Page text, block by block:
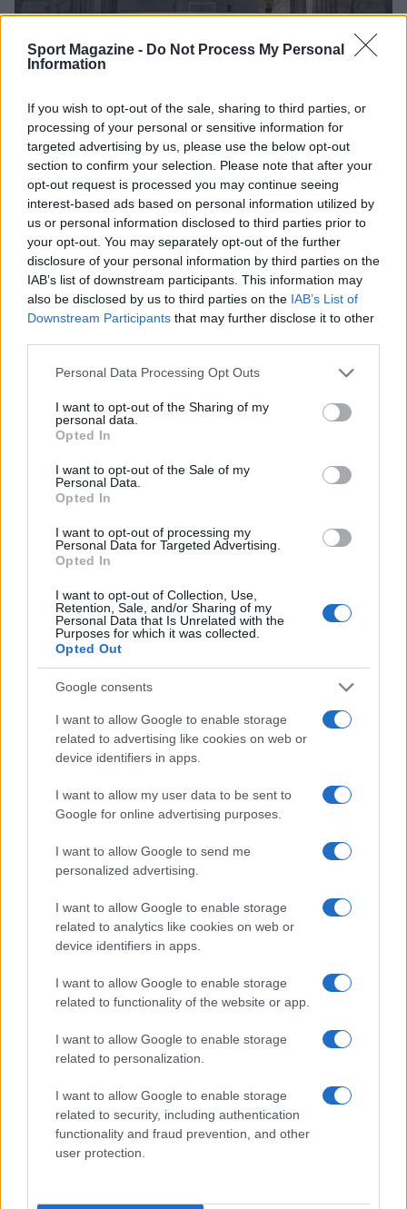
Sport Magazine - Do Not Process My Personal
Information
If you wish to opt-out of the sale, sharing to third parties, or
processing of your personal or sensitive information for
targeted advertising by us, please use the below opt-out
section to confirm your selection. Please note that after your
opt-out request is processed you may continue seeing
interest-based ads based on personal information utilized by
us or personal information disclosed to third parties prior to
your opt-out. You may separately opt-out of the further
disclosure of your personal information by third parties on the
IAB’s list of downstream participants. This information may
also be disclosed by us to third parties on the IAB’s List of
Downstream Participants that may further disclose it to other
Please note that this website/app uses one or more Google
not limited to your visit or usage behaviour. You may click to
grant or deny consent to Google and its third-party tags to
use your data for below specified purposes in below Google
consent section.
Personal Data Processing Opt Outs
I want to opt-out of the Sharing of my
personal data.
Opted In
I want to opt-out of the Sale of my
Personal Data.
Opted In
I want to opt-out of processing my
Personal Data for Targeted Advertising.
Opted In
I want to opt-out of Collection, Use,
Retention, Sale, and/or Sharing of my
Personal Data that Is Unrelated with the
Purposes for which it was collected.
Opted Out
Google consents
I want to allow Google to enable storage
related to advertising like cookies on web or
device identifiers in apps.
I want to allow my user data to be sent to
Google for online advertising purposes.
I want to allow Google to send me
personalized advertising.
I want to allow Google to enable storage
related to analytics like cookies on web or
device identifiers in apps.
I want to allow Google to enable storage
related to functionality of the website or app.
I want to allow Google to enable storage
related to personalization.
I want to allow Google to enable storage
related to security, including authentication
functionality and fraud prevention, and other
user protection.
Parma Calcio: Touré è ufficiale, dettagli sul
trasferimento dall’Atalanta
Andrea Conforti · 8 Ago 2026
CALCIO
Trofeo Doppio Malto: guida completa per seguire
Parma-Sampdoria
Andrea Conforti · 8 Ago 2026
CALCIO
preparazione pre-campionato
Francesca Lombardi · 8 Ago 2026
Chouchaa: chi è il calciatore algerino?
Union Berlino-Cagliari: dove vedere l’amichevole
estiva in diretta
indossato le due maglie
Il patrimonio di Alex Del Piero: tutti i guadagni di
Pinturicchio